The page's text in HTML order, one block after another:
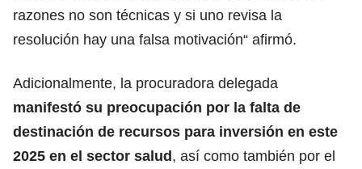
razones no son técnicas y si uno revisa la
resolución hay una falsa motivación“ afirmó.
Adicionalmente, la procuradora delegada
manifestó su preocupación por la falta de
destinación de recursos para inversión en este
2025 en el sector salud, así como también por el